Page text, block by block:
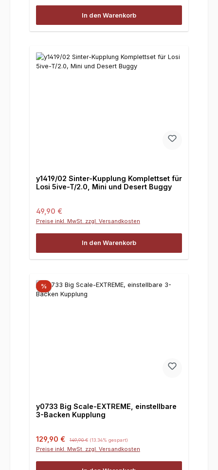
In den Warenkorb
y1419/02 Sinter-Kupplung Komplettset für
Losi 5ive-T/2.0, Mini und Desert Buggy
Regulärer Preis:
49,90 €
Preise inkl. MwSt. zzgl. Versandkosten
In den Warenkorb
%
y0733 Big Scale-EXTREME, einstellbare
3-Backen Kupplung
Verkaufspreis:
129,90 € 149,90 € (13.34% gespart)
Preise inkl. MwSt. zzgl. Versandkosten